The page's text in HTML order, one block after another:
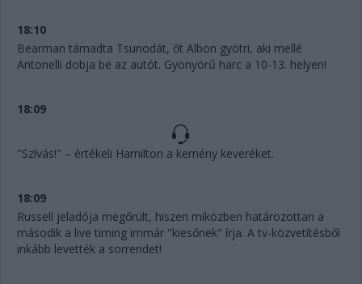
18:10
Bearman támadta Tsunodát, őt Albon gyötri, aki mellé
Antonelli dobja be az autót. Gyönyörű harc a 10-13. helyen!
18:09
"Szívás!" – értékeli Hamilton a kemény keveréket.
18:09
Russell jeladója megőrült, hiszen miközben határozottan a
második a live timing immár "kiesőnek" írja. A tv-közvetítésből
inkább levették a sorrendet!